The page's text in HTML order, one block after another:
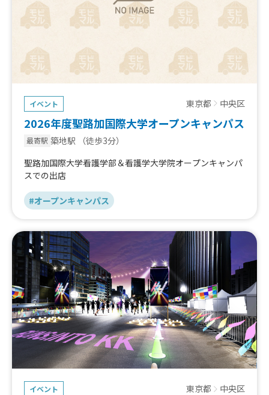
イベント 東京都 中央区
2026年度聖路加国際大学オープンキャンパス
最寄駅 築地駅
（徒歩3分）
聖路加国際大学看護学部＆看護学大学院オープンキャンパ
スでの出店
#オープンキャンパス
イベント 東京都 中央区